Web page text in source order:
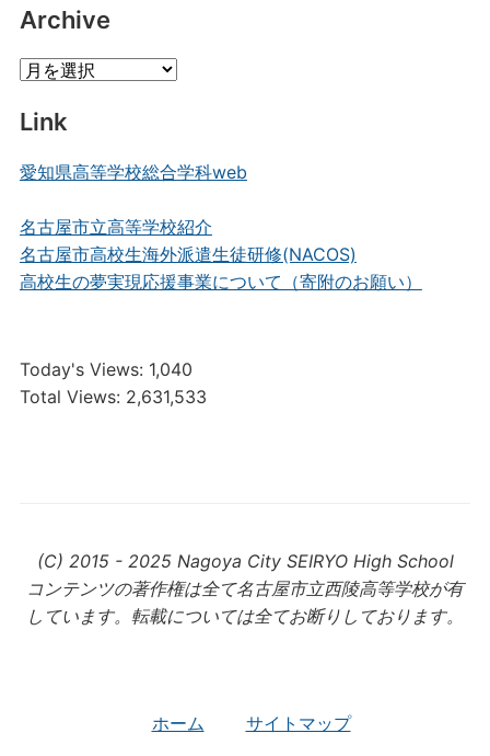
Archive
Archive
Link
愛知県高等学校総合学科web
名古屋市立高等学校紹介
名古屋市高校生海外派遣生徒研修(NACOS)
高校生の夢実現応援事業について（寄附のお願い）
Today's Views: 1,040
Total Views: 2,631,533
(C) 2015 - 2025 Nagoya City SEIRYO High School
コンテンツの著作権は全て名古屋市立西陵高等学校が有
しています。転載については全てお断りしております。
ホーム サイトマップ